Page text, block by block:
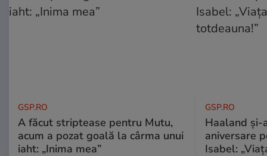
GSP.RO
A făcut striptease pentru Mutu,
acum a pozat goală la cârma unui
iaht: „Inima mea”
GSP.RO
Haaland
aniversare
Isabel: